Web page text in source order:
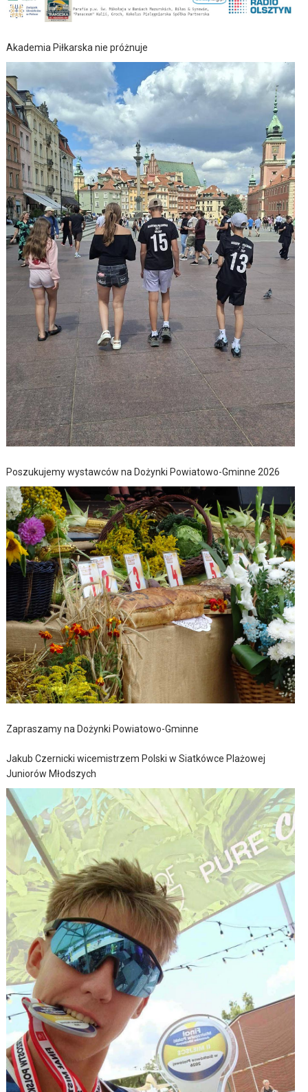
Akademia Piłkarska nie próżnuje
Poszukujemy wystawców na Dożynki Powiatowo-Gminne 2026
Zapraszamy na Dożynki Powiatowo-Gminne
Jakub Czernicki wicemistrzem Polski w Siatkówce Plażowej
Juniorów Młodszych